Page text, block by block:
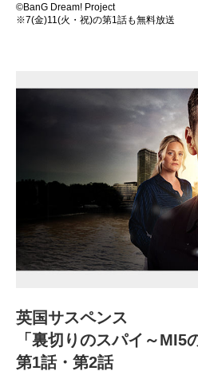
©BanG Dream! Project
※7(金)11(火・祝)の第1話も無料放送
英国サスペンス
「裏切りのスパイ～MI5
第1話・第2話